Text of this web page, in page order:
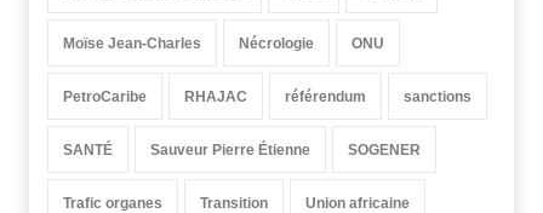
Moïse Jean-Charles Nécrologie ONU
PetroCaribe RHAJAC référendum sanctions
SANTÉ Sauveur Pierre Étienne SOGENER
Trafic organes Transition Union africaine